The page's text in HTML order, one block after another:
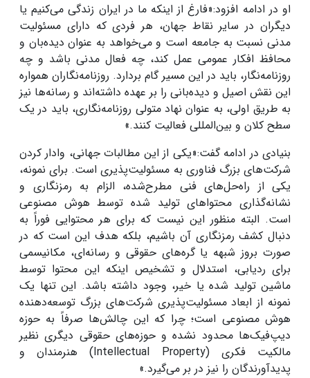
او در ادامه افزود:«فارغ از اینکه ما در ایران زندگی می‌کنیم یا
دیگران در سایر نقاط جهان، هر فردی که دارای مسئولیت
مدنی نسبت به جامعه است و می‌خواهد به عنوان دیده‌بان و
محافظ افکار عمومی عمل کند، چه فعال مدنی باشد و چه
روزنامه‌نگار، باید در این مسیر گام بردارد. روزنامه‌نگاران همواره
این نقش اصیل و دیده‌بانی را بر عهده داشته‌اند و رسانه‌ها نیز
به طریق اولی، به عنوان نهاد متولی روزنامه‌نگاری، باید در یک
سطح کلان و بین‌المللی فعالیت کنند.»
بنیادی در ادامه گفت:«یکی از این مطالبات جهانی، وادار کردن
شرکت‌های بزرگ فناوری به مسئولیت‌پذیری است. برای نمونه،
یکی از راه‌حل‌های فنی مطرح‌شده، الزام به رمزنگاری و
نشانه‌گذاری محتواهای تولید شده توسط هوش مصنوعی
است. البته منظور این نیست که برای هر محتوایی فوراً به
دنبال کشف رمزنگاری آن باشیم، بلکه هدف این است که در
صورت بروز شبهه یا گره‌های حقوقی و رسانه‌ای، مکانیسمی
برای ردیابی، استدلال و تشخیص اینکه این محتوا توسط
ماشین تولید شده یا خیر، وجود داشته باشد. این تنها یک
نمونه از ابعاد مسئولیت‌پذیری شرکت‌های بزرگ توسعه‌دهنده
هوش مصنوعی است؛ چرا که این چالش‌ها صرفاً به حوزه
دیپ‌فیک‌ها محدود نشده و حوزه‌های حقوقی دیگری نظیر
مالکیت فکری (Intellectual Property) هنرمندان و
پدیدآورندگان را نیز در بر می‌گیرد.»